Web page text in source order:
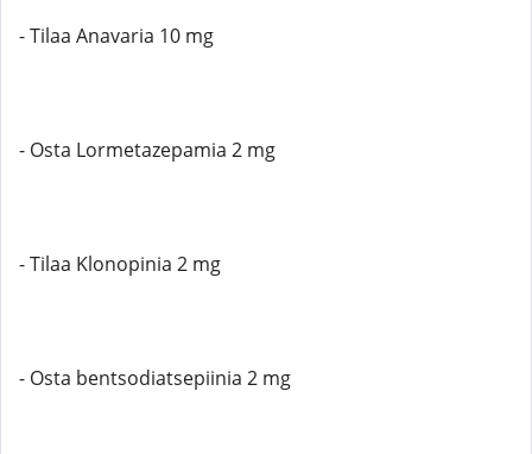
- Tilaa Anavaria 10 mg
- Osta Lormetazepamia 2 mg
- Tilaa Klonopinia 2 mg
- Osta bentsodiatsepiinia 2 mg